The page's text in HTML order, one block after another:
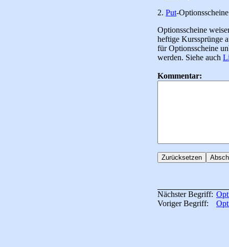
2. Put-
Optionsscheine
heftige Kurssprünge
für Optionsscheine
werden. Siehe auch
Kommentar:
Nächster Begriff:
Voriger Begriff: